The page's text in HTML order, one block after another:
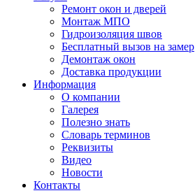
Ремонт окон и дверей
Монтаж МПО
Гидроизоляция швов
Бесплатный вызов на замер
Демонтаж окон
Доставка продукции
Информация
О компании
Галерея
Полезно знать
Словарь терминов
Реквизиты
Видео
Новости
Контакты